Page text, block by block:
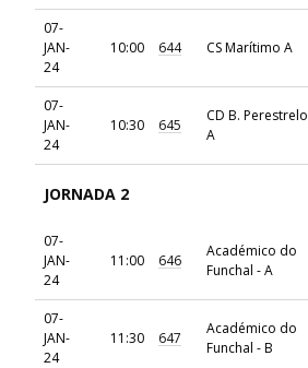
07-
JAN-
24
10:00 644 CS Marítimo A
07-
JAN-
24
10:30 645
CD B. Perestrelo
A
JORNADA 2
07-
JAN-
24
11:00 646
Académico do
Funchal - A
07-
JAN-
24
11:30 647
Académico do
Funchal - B